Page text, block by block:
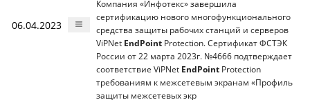
06.04.2023
Компания «Инфотекс» завершила
сертификацию нового многофункционального
средства защиты рабочих станций и серверов
ViPNet EndPoint Protection. Сертификат ФСТЭК
России от 22 марта 2023г. №4666 подтверждает
соответствие ViPNet EndPoint Protection
требованиям к межсетевым экранам «Профиль
защиты межсетевых экр